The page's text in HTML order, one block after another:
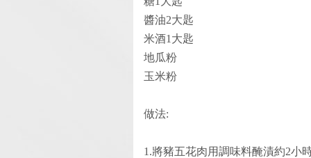
醬油2大匙
米酒1大匙
地瓜粉
玉米粉
做法:
1.將豬五花肉用調味料醃漬約2小